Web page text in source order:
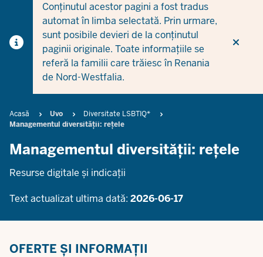
Conținutul acestor pagini a fost tradus
automat în limba selectată. Prin urmare,
sunt posibile devieri de la conținutul
paginii originale. Toate informațiile se
referă la familii care trăiesc în Renania
de Nord-Westfalia.
Breadcrumb
Acasă Uvo
Diversitate LSBTIQ*
Managementul diversității: rețele
Managementul diversității: rețele
Resurse digitale și indicații
Text actualizat ultima dată: 2026-06-17
OFERTE ȘI INFORMAȚII